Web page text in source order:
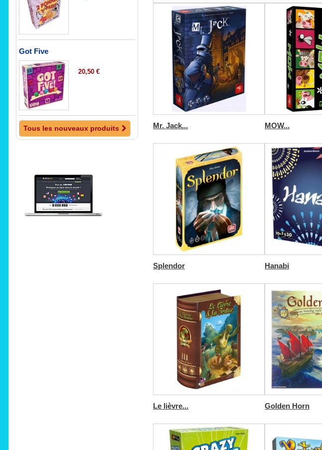
Got Five
20,50 €
Tous les nouveaux produits Mr. Jack... MOW...
Splendor Hanabi
Le lièvre... Golden Horn